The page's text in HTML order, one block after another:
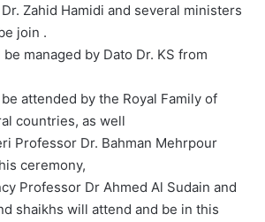
Zahid Hamidi and several ministers
join .
managed by Dato Dr. KS from
attended by the Royal Family of
countries, as well
Professor Dr. Bahman Mehrpour
ceremony,
Professor Dr Ahmed Al Sudain and
shaikhs will attend and be in this